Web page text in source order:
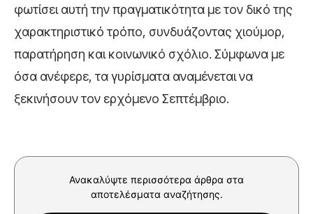
φωτίσει αυτή την πραγματικότητα με τον δικό της
χαρακτηριστικό τρόπο, συνδυάζοντας χιούμορ,
παρατήρηση και κοινωνικό σχόλιο. Σύμφωνα με
όσα ανέφερε, τα γυρίσματα αναμένεται να
ξεκινήσουν τον ερχόμενο Σεπτέμβριο.
Ανακαλύψτε περισσότερα άρθρα στα
αποτελέσματα αναζήτησης.